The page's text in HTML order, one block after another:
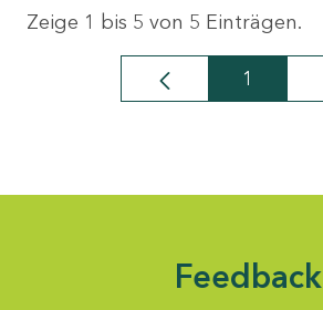
Zeige 1 bis 5 von 5 Einträgen.
Seite
1
Feedback